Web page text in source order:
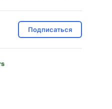
Подписаться